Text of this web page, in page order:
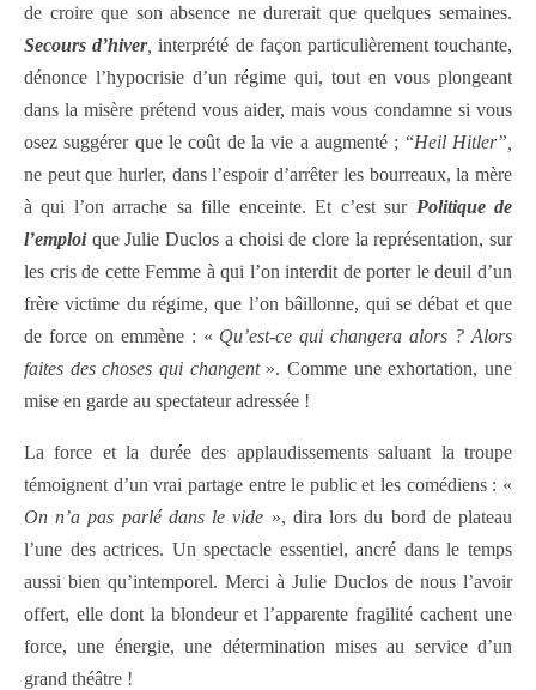
de croire que son absence ne durerait que quelques semaines.
Secours d’hiver,interprété de façon particulièrement touchante,
dénonce l’hypocrisie d’un régime qui, tout en vous plongeant
dans la misère prétend vous aider, mais vous condamne si vous
osez suggérer que le coût de la vie a augmenté ; “Heil Hitler”,
ne peut que hurler, dans l’espoir d’arrêter les bourreaux, la mère
à qui l’on arrache sa fille enceinte. Et c’est sur Politique de
l’emploique Julie Duclos a choisi de clore la représentation, sur
les cris de cette Femme à qui l’on interdit de porter le deuil d’un
frère victime du régime, que l’on bâillonne, qui se débat et que
de force on emmène : « Qu’est-ce qui changera alors ? Alors
faites des choses qui changent». Comme une exhortation, une
mise en garde au spectateur adressée !
La force et la durée des applaudissements saluant la troupe
témoignent d’un vrai partage entre le public et les comédiens : «
On n’a pas parlé dans le vide », dira lors du bord de plateau
l’une des actrices. Un spectacle essentiel, ancré dans le temps
aussi bien qu’intemporel. Merci à Julie Duclos de nous l’avoir
offert, elle dont la blondeur et l’apparente fragilité cachent une
force, une énergie, une détermination mises au service d’un
grand théâtre !